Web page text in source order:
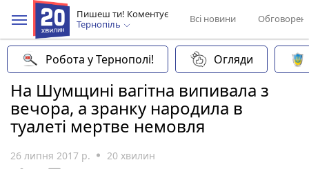
Пишеш ти! Коментує
Тернопіль
Всі новини
Робота у Тернополі! Огляди
На Шумщині вагітна випивала з
вечора, а зранку народила в
туалеті мертве немовля
26 липня 2017 р. 20 хвилин